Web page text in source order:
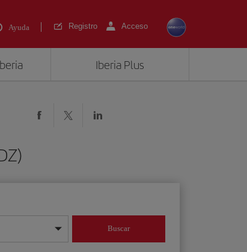
Ayuda Registro Acceso
Iberia Plus
año
Buscar